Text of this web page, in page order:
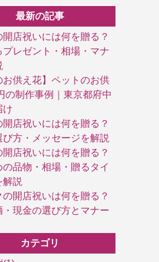
最新の記事
開店祝いには何を贈る？
プレゼント・相場・マナ
お供え花】ペットのお供
の制作事例｜東京都府中
け
店祝いには何を贈る？
び方・メッセージを解説
開店祝いには何を贈る？
の品物・相場・贈るタイ
解説
の開店祝いは何を贈る？
・現金の選び方とマナー
カテゴリ